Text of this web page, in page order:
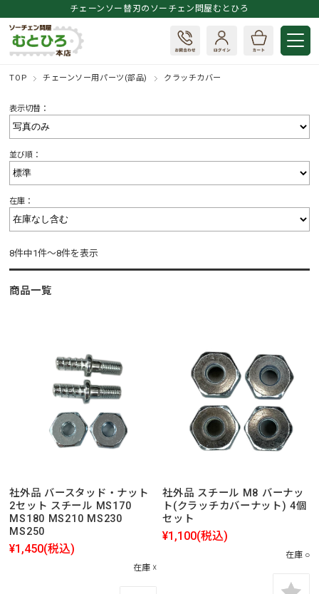
チェーンソー替刃のソーチェン問屋むとひろ
TOP チェーンソー用パーツ(部品) クラッチカバー
表示切替：
並び順：
在庫：
8件中1件～8件を表示
商品一覧
社外品 バースタッド・ナット
2セット スチール MS170
MS180 MS210 MS230
MS250
¥1,450(税込)
在庫 ☓
社外品 スチール M8 バーナッ
ト(クラッチカバーナット) 4個
セット
¥1,100(税込)
在庫 ○